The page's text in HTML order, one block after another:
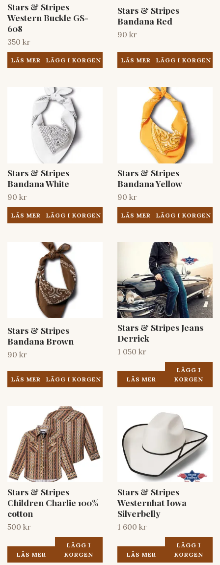
Stars & Stripes
Western Buckle GS-
608
350 kr
LÄS MER
Stars & Stripes
Bandana Red
90 kr
LÄS MER
Stars & Stripes
Bandana White
90 kr
LÄS MER
Stars & Stripes
Bandana Yellow
90 kr
LÄS MER
Stars & Stripes
Bandana Brown
90 kr
LÄS MER
Stars & Stripes Jeans
Derrick
1 050 kr
LÄS MER
LÄGG I
KORGEN
Stars & Stripes
Children Charlie 100%
cotton
500 kr
LÄS MER
LÄGG I
KORGEN
Stars & Stripes
Westernhat Iowa
Silverbelly
1 600 kr
LÄS MER
LÄGG I
KORGEN